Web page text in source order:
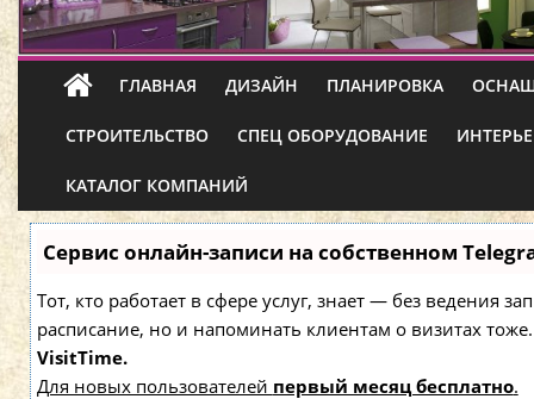
ГЛАВНАЯ ДИЗАЙН ПЛАНИРОВКА
СТРОИТЕЛЬСТВО СПЕЦ ОБОРУДОВАНИЕ
КАТАЛОГ КОМПАНИЙ
Сервис онлайн-записи на собственном
Тот, кто работает в сфере услуг, знает — без ведения
расписание, но и напоминать клиентам о визитах
VisitTime.
Для новых пользователей первый месяц бесплатно.